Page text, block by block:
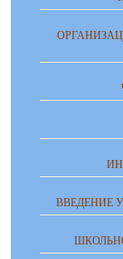
ВВЕДЕНИЕ